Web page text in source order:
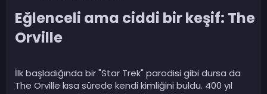
Eğlenceli ama ciddi bir keşif: The
Orville​
İlk başladığında bir "Star Trek" parodisi gibi dursa da
The Orville kısa sürede kendi kimliğini buldu. 400 yıl